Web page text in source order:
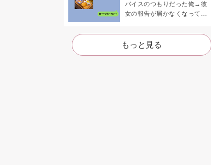
バイスのつもりだった俺→彼
女の報告が届かなくなって、
た
もっと見る